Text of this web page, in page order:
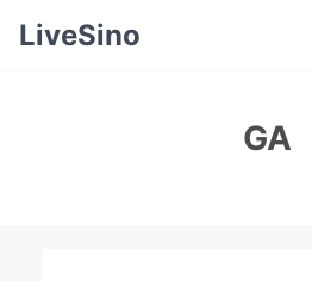
LiveSino
GA